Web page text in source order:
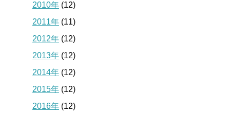
2010年 (12)
2011年 (11)
2012年 (12)
2013年 (12)
2014年 (12)
2015年 (12)
2016年 (12)